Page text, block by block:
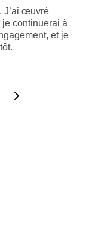
J’ai œuvré
continuerai à
et je